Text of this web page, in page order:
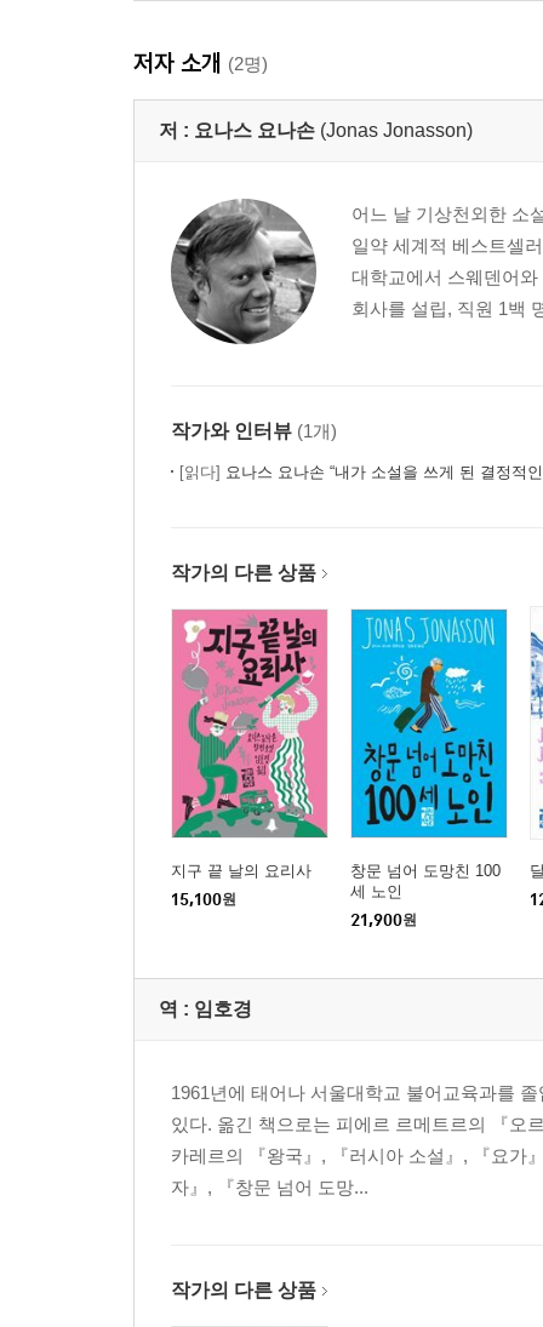
저자 소개 (2명)
저 : 요나스 요나손 (Jonas Jonasson)
어느 날 기상천외한 소
일약 세계적 베스트셀
대학교에서 스웨덴어
회사를 설립, 직원 1백
작가와 인터뷰 (1개)
[읽다] 요나스 요나손 “내가 소설을 쓰게 된 결정적
작가의 다른 상품
지구 끝 날의 요리사
15,100원
창문 넘어 도망친 100
세 노인
21,900원
역 : 임호경
1961년에 태어나 서울대학교 불어교육과를
있다. 옮긴 책으로는 피에르 르메트르의 『오
카레르의 『왕국』, 『러시아 소설』, 『요가
자』, 『창문 넘어 도망...
작가의 다른 상품